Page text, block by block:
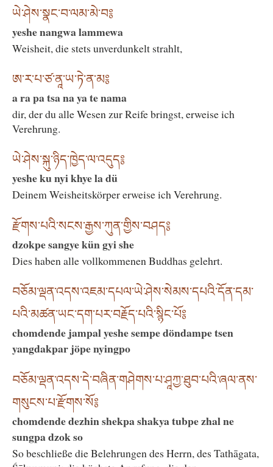
ཡེ་ཤེས་སྣང་བ་ལམ་མེ་བ༔
yeshe nangwa lammewa
Weisheit, die stets unverdunkelt strahlt,
ཨ་ར་པ་ཙ་ནཱ་ཡ་ཏེ་ན་མ༔
a ra pa tsa na ya te nama
dir, der du alle Wesen zur Reife bringst, erweise ich
Verehrung.
ཡེ་ཤེས་སྐུ་ཉིད་ཁྱེད་ལ་འདུད༔
yeshe ku nyi khye la dü
Deinem Weisheitskörper erweise ich Verehrung.
རྫོགས་པའི་སངས་རྒྱས་ཀུན་གྱིས་བཤད༔
dzokpe sangye kün gyi she
Dies haben alle vollkommenen Buddhas gelehrt.
བཅོམ་ལྡན་འདས་འཇམ་དཔལ་ཡེ་ཤེས་སེམས་དཔའི་དོན་དམ་
པའི་མཚན་ཡང་དག་པར་བརྗོད་པའི་སྙིང་པོ༔
chomdende jampal yeshe sempe döndampe tsen
yangdakpar jöpe nyingpo
བཅོམ་ལྡན་འདས་དེ་བཞིན་གཤེགས་པ་ཤཱཀྱ་ཐུབ་པའི་ཞལ་ནས་
གསུངས་པ་རྫོགས་སོ༔
chomdende dezhin shekpa shakya tubpe zhal ne
sungpa dzok so
So beschließe die Belehrungen des Herrn, des Tathāgata,